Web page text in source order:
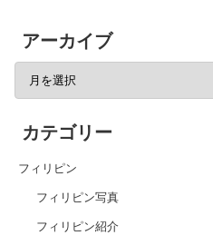
アーカイブ
カテゴリー
フィリピン
フィリピン写真
フィリピン紹介